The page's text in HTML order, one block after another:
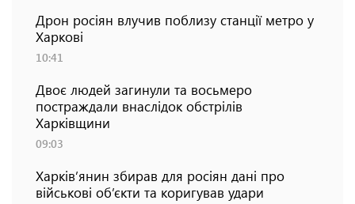
Дрон росіян влучив поблизу станції метро у
Харкові
10:41
Двоє людей загинули та восьмеро
постраждали внаслідок обстрілів
Харківщини
09:03
Харків’янин збирав для росіян дані про
військові об’єкти та коригував удари